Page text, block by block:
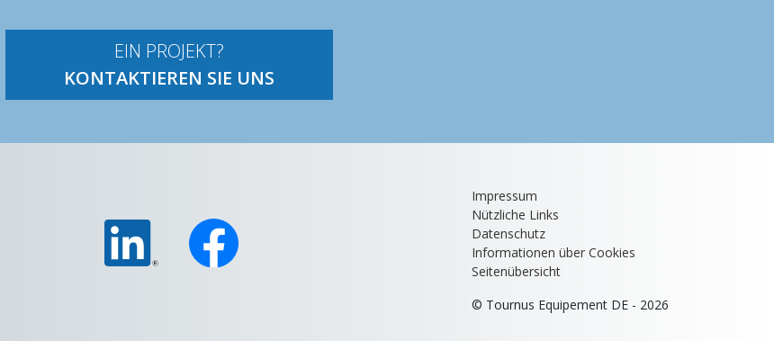
EIN PROJEKT?
KONTAKTIEREN SIE UNS
Impressum
Nützliche Links
Datenschutz
Informationen über Cookies
Seitenübersicht
© Tournus Equipement DE - 2026